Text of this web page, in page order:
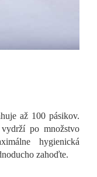
až 100 pásikov.
po množstvo
hygienická
zahoďte.